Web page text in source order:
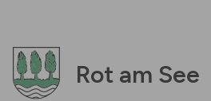
Rot am See